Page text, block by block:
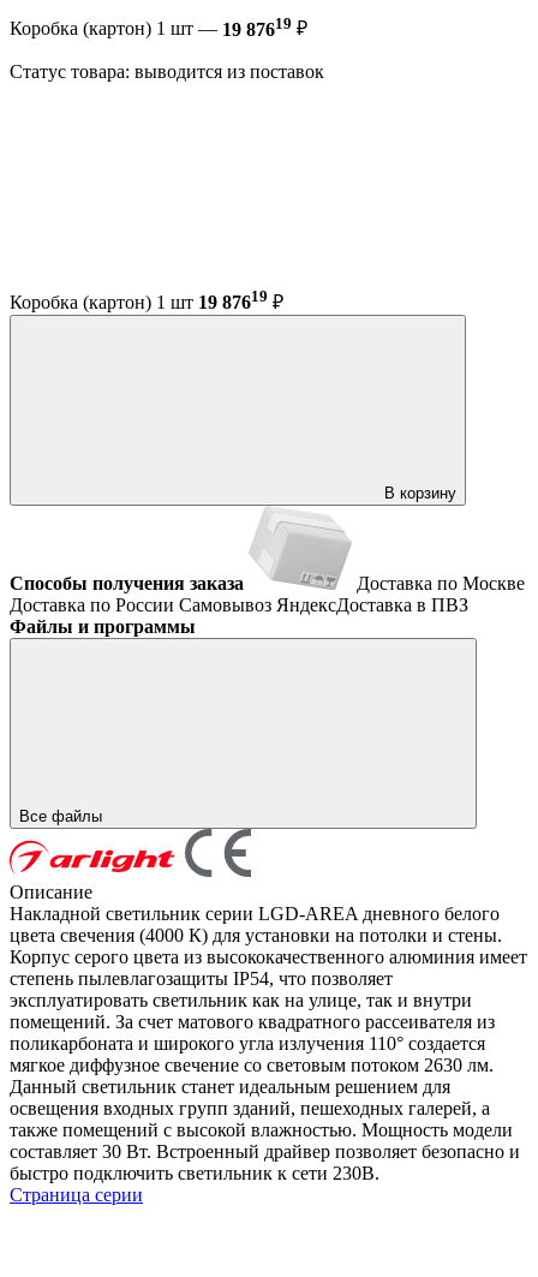
Коробка (картон) 1 шт — 19 87619 ₽
Статус товара: выводится из поставок
Коробка (картон) 1 шт 19 87619 ₽
В корзину
Способы получения заказа
Доставка по Москве
Доставка по России Самовывоз ЯндексДоставка в ПВЗ
Файлы и программы
Все файлы
Описание
Накладной светильник серии LGD-AREA дневного белого
цвета свечения (4000 К) для установки на потолки и стены.
Корпус серого цвета из высококачественного алюминия имеет
степень пылевлагозащиты IP54, что позволяет
эксплуатировать светильник как на улице, так и внутри
помещений. За счет матового квадратного рассеивателя из
поликарбоната и широкого угла излучения 110° создается
мягкое диффузное свечение со световым потоком 2630 лм.
Данный светильник станет идеальным решением для
освещения входных групп зданий, пешеходных галерей, а
также помещений с высокой влажностью. Мощность модели
составляет 30 Вт. Встроенный драйвер позволяет безопасно и
быстро подключить светильник к сети 230В.
Страница серии